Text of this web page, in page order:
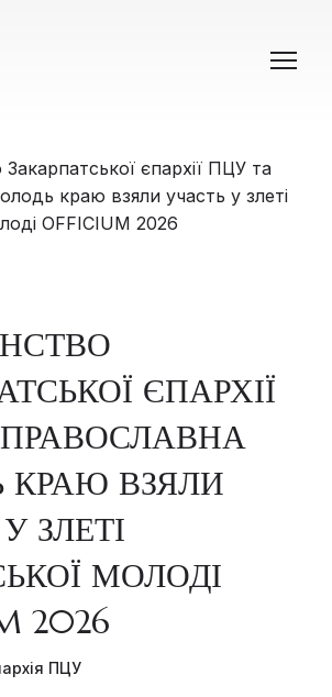
ЄПАРХІЇ
КРАЮ ВЗЯЛИ
ЗЛЕТІ
МОЛОДІ
2026
ПЦУ